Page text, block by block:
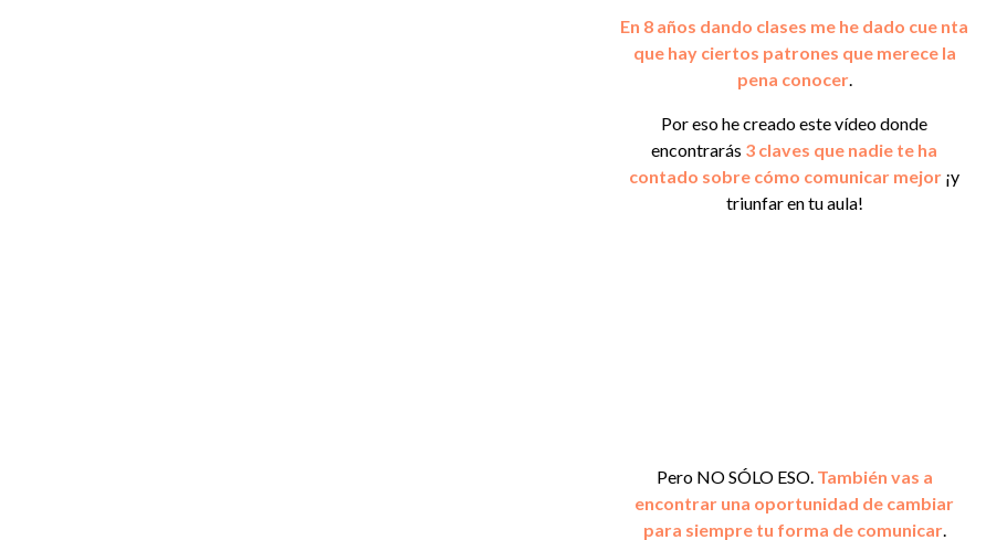
En 8 años dando clases me he dado cue nta
que hay ciertos patrones que merece la
pena conocer.
Por eso he creado este vídeodonde
encontrarás 3 claves que nadie te ha
contado sobre cómo comunicar mejor ¡y
triunfar en tu aula!
Pero NO SÓLO ESO. También vas a
encontrar una oportunidad de cambiar
para siempre tu forma de comunicar.